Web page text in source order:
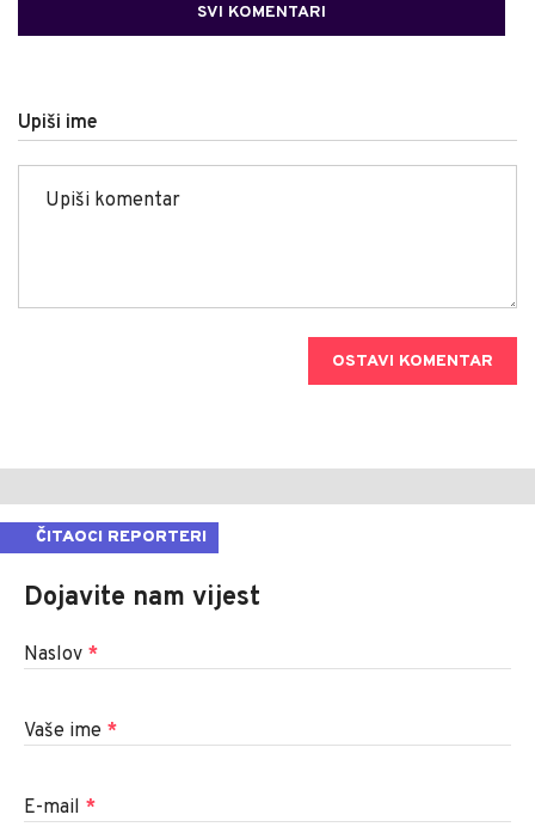
SVI KOMENTARI
Upiši ime
OSTAVI KOMENTAR
ČITAOCI REPORTERI
Dojavite nam vijest
Naslov *
Vaše ime *
E-mail *